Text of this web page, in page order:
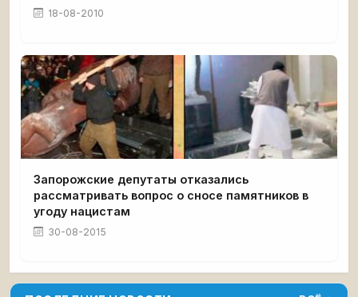
18-08-2010
Запорожские депутаты отказались
рассматривать вопрос о сносе памятников в
угоду нацистам
30-08-2015